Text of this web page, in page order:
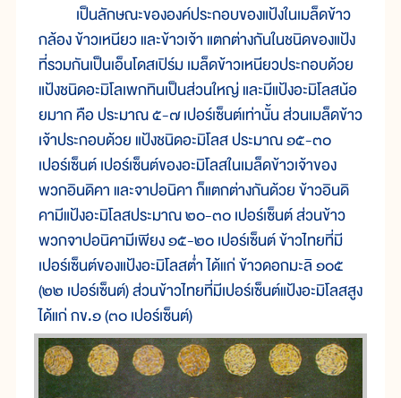
เป็นลักษณะขององค์ประกอบของแป้งในเมล็ดข้าว
กล้อง ข้าวเหนียว และข้าวเจ้า แตกต่างกันในชนิดของแป้ง
ที่รวมกันเป็นเอ็นโดสเปิร์ม เมล็ดข้าวเหนียวประกอบด้วย
แป้งชนิดอะมิโลเพกทินเป็นส่วนใหญ่ และมีแป้งอะมิโลสน้อ
ยมาก คือ ประมาณ ๕-๗ เปอร์เซ็นต์เท่านั้น ส่วนเมล็ดข้าว
เจ้าประกอบด้วย แป้งชนิดอะมิโลส ประมาณ ๑๕-๓๐
เปอร์เซ็นต์ เปอร์เซ็นต์ของอะมิโลสในเมล็ดข้าวเจ้าของ
พวกอินดิคา และจาปอนิคา ก็แตกต่างกันด้วย ข้าวอินดิ
คามีแป้งอะมิโลสประมาณ ๒๐-๓๐ เปอร์เซ็นต์ ส่วนข้าว
พวกจาปอนิคามีเพียง ๑๕-๒๐ เปอร์เซ็นต์ ข้าวไทยที่มี
เปอร์เซ็นต์ของแป้งอะมิโลสต่ำ ได้แก่ ข้าวดอกมะลิ ๑๐๕
(๒๒ เปอร์เซ็นต์) ส่วนข้าวไทยที่มีเปอร์เซ็นต์แป้งอะมิโลสสูง
ได้แก่ กข.๑ (๓๐ เปอร์เซ็นต์)